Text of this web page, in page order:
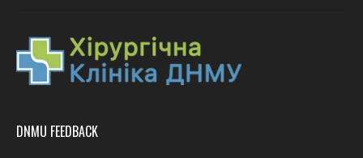
DNMU FEEDBACK